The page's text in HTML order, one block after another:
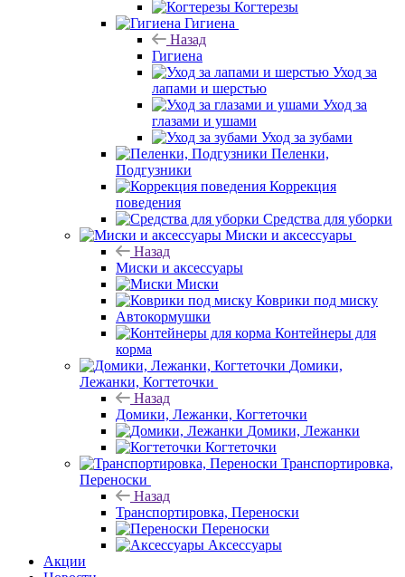
Когтерезы
Гигиена
Назад
Гигиена
Уход за
лапами и шерстью
Уход за
глазами и ушами
Уход за зубами
Пеленки,
Подгузники
Коррекция
поведения
Средства для уборки
Миски и аксессуары
Назад
Миски и аксессуары
Миски
Коврики под миску
Автокормушки
Контейнеры для
корма
Домики,
Лежанки, Когтеточки
Назад
Домики, Лежанки, Когтеточки
Домики, Лежанки
Когтеточки
Транспортировка,
Переноски
Назад
Транспортировка, Переноски
Переноски
Аксессуары
Акции